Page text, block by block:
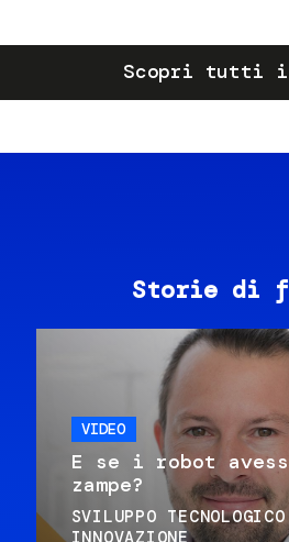
Scopri tutti
Storie di
VIDEO
E se i robot
zampe?
SVILUPPO